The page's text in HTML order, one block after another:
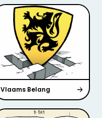
Vlaams Belang